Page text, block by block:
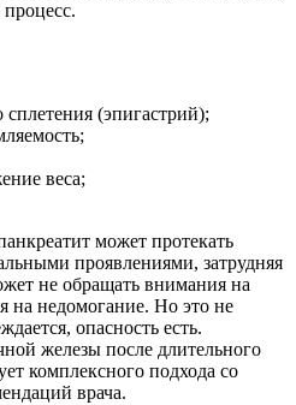
сплетения (эпигастрий);
веса;
может протекать
проявлениями, затрудняя
не обращать внимания на
на недомогание. Но это не
опасность есть.
железы после длительного
комплексного подхода со
врача.